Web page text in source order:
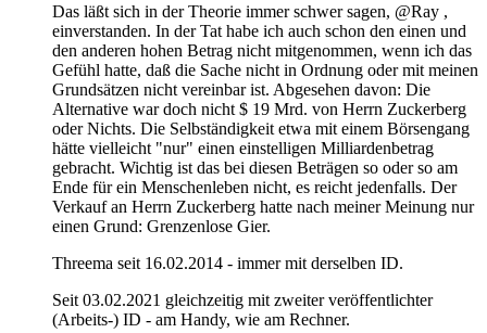
Das läßt sich in der Theorie immer schwer sagen, @Ray ,
einverstanden. In der Tat habe ich auch schon den einen und
den anderen hohen Betrag nicht mitgenommen, wenn ich das
Gefühl hatte, daß die Sache nicht in Ordnung oder mit meinen
Grundsätzen nicht vereinbar ist. Abgesehen davon: Die
Alternative war doch nicht $ 19 Mrd. von Herrn Zuckerberg
oder Nichts. Die Selbständigkeit etwa mit einem Börsengang
hätte vielleicht "nur" einen einstelligen Milliardenbetrag
gebracht. Wichtig ist das bei diesen Beträgen so oder so am
Ende für ein Menschenleben nicht, es reicht jedenfalls. Der
Verkauf an Herrn Zuckerberg hatte nach meiner Meinung nur
einen Grund: Grenzenlose Gier.
Threema seit 16.02.2014 - immer mit derselben ID.
Seit 03.02.2021 gleichzeitig mit zweiter veröffentlichter
(Arbeits-) ID - am Handy, wie am Rechner.